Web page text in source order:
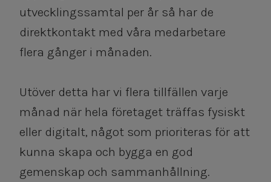
utvecklingssamtal per år så har de
direktkontakt med våra medarbetare
flera gånger i månaden.
Utöver detta har vi flera tillfällen varje
månad när hela företaget träffas fysiskt
eller digitalt, något som prioriteras för att
kunna skapa och bygga en god
gemenskap och sammanhållning.